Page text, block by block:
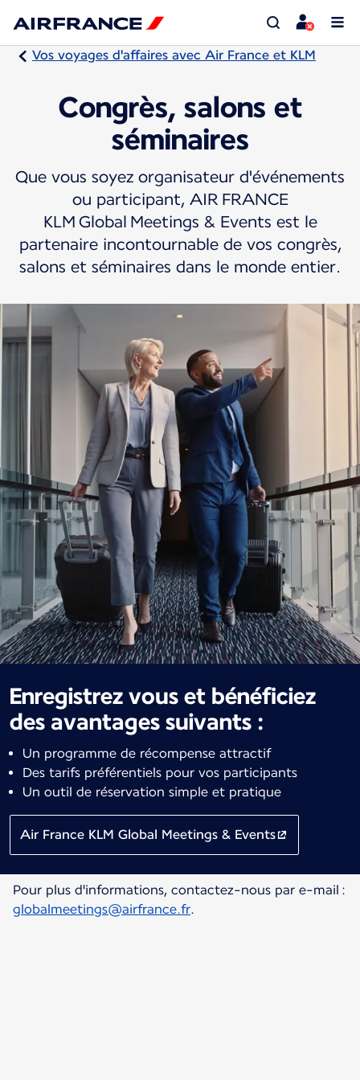
Vos voyages d'affaires avec Air France et KLM
Congrès, salons et
séminaires
Que vous soyez organisateur d'événements
ou participant, AIR FRANCE
KLM Global Meetings & Events est le
partenaire incontournable de vos congrès,
salons et séminaires dans le monde entier.
Enregistrez vous et bénéficiez
des avantages suivants :
Un programme de récompense attractif
Des tarifs préférentiels pour vos participants
Un outil de réservation simple et pratique
Air France KLM Global Meetings & Events
Pour plus d'informations, contactez-nous par e-mail :
globalmeetings@airfrance.fr.